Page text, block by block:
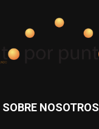
SOBRE NOSOTROS